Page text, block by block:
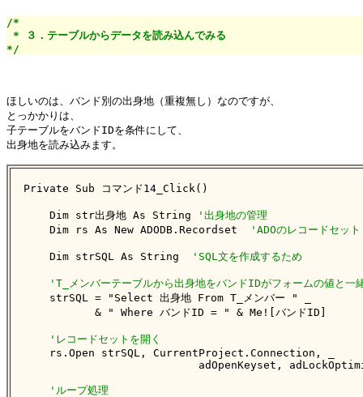
/*
* ３．テーブルからデータを読み込んでみる
*/
ほしいのは、バンド別の出身地（重複無し）なのですが、
とっかかりは、
子テーブルをバンドIDを条件にして、
出身地を読み込みます。
Private Sub コマンド14_Click()
    Dim str出身地 As String
'出身地の管理
    Dim rs As New ADODB.Recordset
'ADOのレコードセット
    Dim strSQL As String
'SQL文を作成するため
'T_メンバーテーブルから出身地をバンドIDがフォームの値と一
    strSQL = "Select 出身地 From T_メンバー " _
           & " Where バンドID = " & Me![バンドID]
'レコードセットを開く
    rs.Open strSQL, CurrentProject.Connection, _
adOpenKeyset,
'ループ処理